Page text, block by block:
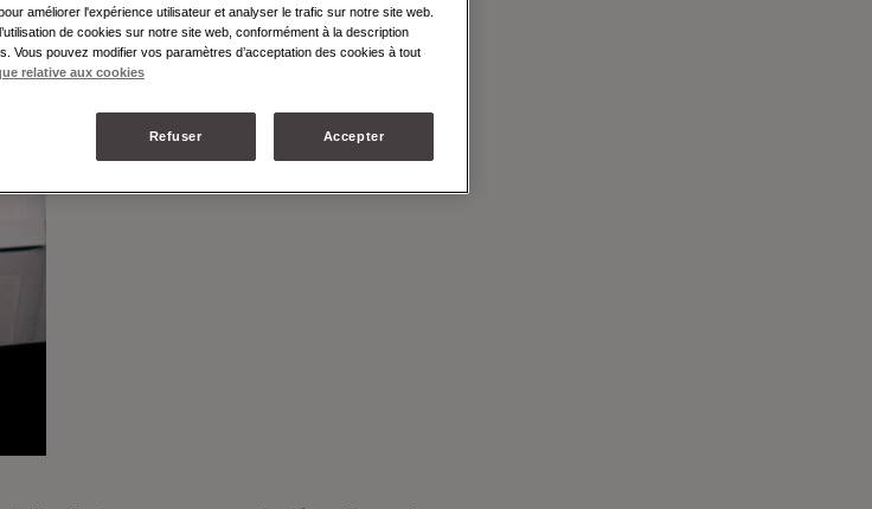
LE CABAS DUO
améliorer l'expérience utilisateur et analyser le trafic sur notre site web.
de cookies sur notre site web, conformément à la description
Vous pouvez modifier vos paramètres d’acceptation des cookies à tout
relative aux cookies
Refuser Accepter